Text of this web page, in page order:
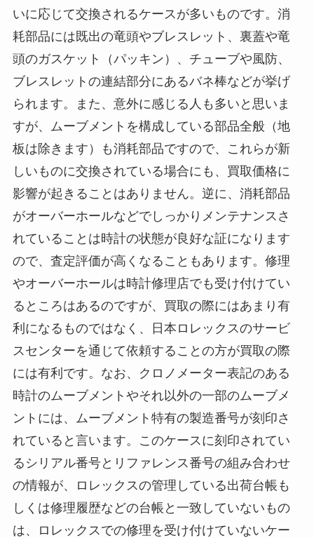
いに応じて交換されるケースが多いものです。消
耗部品には既出の竜頭やブレスレット、裏蓋や竜
頭のガスケット（パッキン）、チューブや風防、
ブレスレットの連結部分にあるバネ棒などが挙げ
られます。また、意外に感じる人も多いと思いま
すが、ムーブメントを構成している部品全般（地
板は除きます）も消耗部品ですので、これらが新
しいものに交換されている場合にも、買取価格に
影響が起きることはありません。逆に、消耗部品
がオーバーホールなどでしっかりメンテナンスさ
れていることは時計の状態が良好な証になります
ので、査定評価が高くなることもあります。修理
やオーバーホールは時計修理店でも受け付けてい
るところはあるのですが、買取の際にはあまり有
利になるものではなく、日本ロレックスのサービ
スセンターを通じて依頼することの方が買取の際
には有利です。なお、クロノメーター表記のある
時計のムーブメントやそれ以外の一部のムーブメ
ントには、ムーブメント特有の製造番号が刻印さ
れていると言います。このケースに刻印されてい
るシリアル番号とリファレンス番号の組み合わせ
の情報が、ロレックスの管理している出荷台帳も
しくは修理履歴などの台帳と一致していないもの
は、ロレックスでの修理を受け付けていないケー